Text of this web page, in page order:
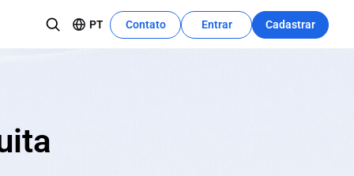
PT Contato Entrar Cadastrar